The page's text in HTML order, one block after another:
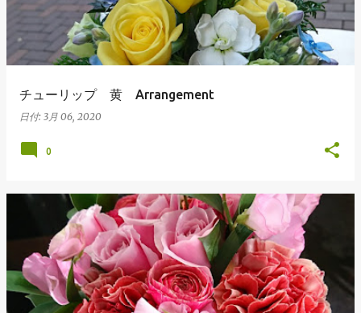
チューリップ 黄 Arrangement
日付: 3月 06, 2020
0